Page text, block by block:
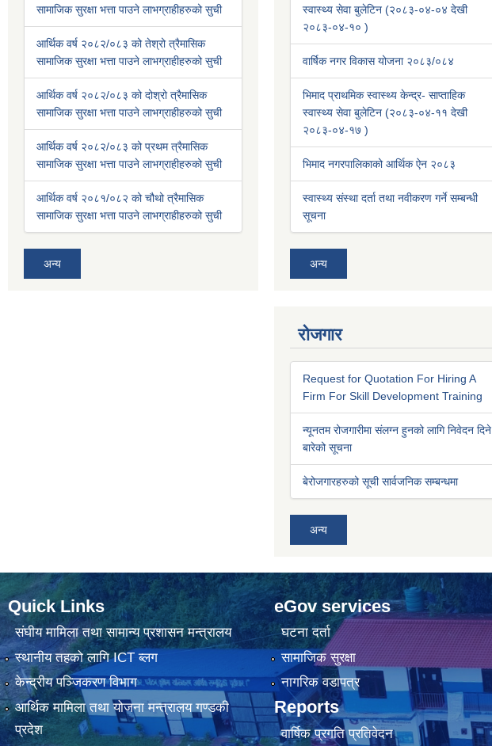
सामाजिक सुरक्षा भत्ता पाउने लाभग्राहीहरुको सुची
आर्थिक वर्ष २०८२/०८३ को तेश्रो त्रैमासिक
सामाजिक सुरक्षा भत्ता पाउने लाभग्राहीहरुको सुची
आर्थिक वर्ष २०८२/०८३ को दोश्रो त्रैमासिक
सामाजिक सुरक्षा भत्ता पाउने लाभग्राहीहरुको सुची
आर्थिक वर्ष २०८२/०८३ को प्रथम त्रैमासिक
सामाजिक सुरक्षा भत्ता पाउने लाभग्राहीहरुको सुची
आर्थिक वर्ष २०८१/०८२ को चौथो त्रैमासिक
सामाजिक सुरक्षा भत्ता पाउने लाभग्राहीहरुको सुची
अन्य
स्वास्थ्य सेवा बुलेटिन (२०८३-०४-०४ देखी
२०८३-०४-१० )
वार्षिक नगर विकास योजना २०८३/०८४
भिमाद प्राथमिक स्वास्थ्य केन्द्र- साप्ताहिक
स्वास्थ्य सेवा बुलेटिन (२०८३-०४-११ देखी
२०८३-०४-१७ )
भिमाद नगरपालिकाको आर्थिक ऐन २०८३
स्वास्थ्य संस्था दर्ता तथा नवीकरण गर्ने सम्बन्धी
सूचना
अन्य
रोजगार
Request for Quotation For Hiring A
Firm For Skill Development Training
न्यूनतम रोजगारीमा संलग्न हुनको लागि निवेदन दिने
बारेको सूचना
बेरोजगारहरुको सूची सार्वजनिक सम्बन्धमा
अन्य
Quick Links
संघीय मामिला तथा सामान्य प्रशासन मन्त्रालय
स्थानीय तहको लागि ICT ब्लग
केन्द्रीय पञ्जिकरण विभाग
आर्थिक मामिला तथा योजना मन्त्रालय गण्डकी
प्रदेश
eGov services
घटना दर्ता
सामाजिक सुरक्षा
नागरिक वडापत्र
Reports
वार्षिक प्रगति प्रतिवेदन